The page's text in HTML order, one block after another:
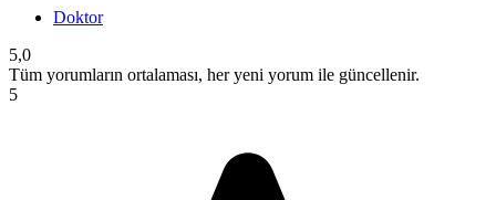
Doktor
5,0
Tüm yorumların ortalaması, her yeni yorum ile güncellenir.
5